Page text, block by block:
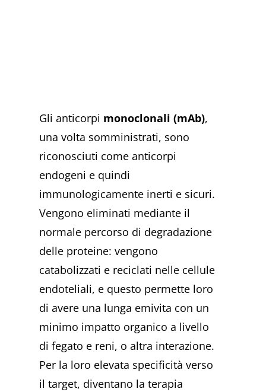
Gli anticorpi monoclonali (mAb),
una volta somministrati, sono
riconosciuti come anticorpi
endogeni e quindi
immunologicamente inerti e sicuri.
Vengono eliminati mediante il
normale percorso di degradazione
delle proteine: vengono
catabolizzati e reciclati nelle cellule
endoteliali, e questo permette loro
di avere una lunga emivita con un
minimo impatto organico a livello
di fegato e reni, o altra interazione.
Per la loro elevata specificità verso
il target, diventano la terapia